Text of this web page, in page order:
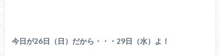
今日が26日（日）だから・・・29日（水）よ！